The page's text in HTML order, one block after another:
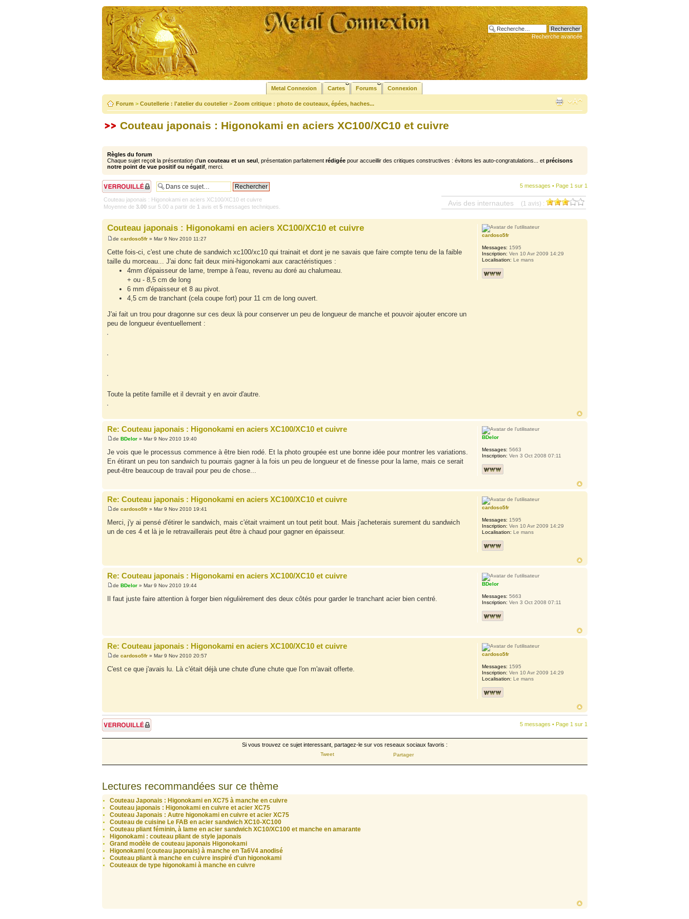
Recherche avancée
Metal Connexion Cartes Forums Connexion
Forum > Coutellerie : l'atelier du coutelier > Zoom critique : photo de couteaux, épées, haches...
Couteau japonais : Higonokami en aciers XC100/XC10 et cuivre
Règles du forum
Chaque sujet reçoit la présentation d'un couteau et un seul, présentation parfaitement rédigéepour accueillir des critiques constructives : évitons les auto-congratulations... et précisons
notre point de vue positif ou négatif, merci.
Sujet verrouillé 5 messages • Page 1 sur 1
Avis des internautes (1 avis) :
Couteau japonais : Higonokami en aciers XC100/XC10 et cuivre
Moyenne de 3.00sur 5.00a partir de 1 avis et 5messages techniques.
Couteau japonais : Higonokami en aciers XC100/XC10 et cuivre
de cardoso5fr» Mar 9 Nov 2010 11:27
Cette fois-ci, c'est une chute de sandwich xc100/xc10 qui trainait et dont je ne savais que faire compte tenu de la faible
taille du morceau... J'ai donc fait deux mini-higonokami aux caractéristiques :
4mm d'épaisseur de lame, trempe à l'eau, revenu au doré au chalumeau.
+ ou - 8,5 cm de long
6 mm d'épaisseur et 8 au pivot.
4,5 cm de tranchant (cela coupe fort) pour 11 cm de long ouvert.
J'ai fait un trou pour dragonne sur ces deux là pour conserver un peu de longueur de manche et pouvoir ajouter encore un
peu de longueur éventuellement :
Toute la petite famille et il devrait y en avoir d'autre.
cardoso5fr
Messages: 1595
Inscription: Ven 10 Avr 2009 14:29
Localisation: Le mans
Re: Couteau japonais : Higonokami en aciers XC100/XC10 et cuivre
de BDelor» Mar 9 Nov 2010 19:40
Je vois que le processus commence à être bien rodé. Et la photo groupée est une bonne idée pour montrer les variations.
En étirant un peu ton sandwich tu pourrais gagner à la fois un peu de longueur et de finesse pour la lame, mais ce serait
peut-être beaucoup de travail pour peu de chose...
BDelor
Messages: 5663
Inscription: Ven 3 Oct 2008 07:11
Re: Couteau japonais : Higonokami en aciers XC100/XC10 et cuivre
de cardoso5fr» Mar 9 Nov 2010 19:41
Merci, j'y ai pensé d'étirer le sandwich, mais c'était vraiment un tout petit bout. Mais j'acheterais surement du sandwich
un de ces 4 et là je le retravaillerais peut être à chaud pour gagner en épaisseur.
cardoso5fr
Messages: 1595
Inscription: Ven 10 Avr 2009 14:29
Localisation: Le mans
Re: Couteau japonais : Higonokami en aciers XC100/XC10 et cuivre
de BDelor» Mar 9 Nov 2010 19:44
Il faut juste faire attention à forger bien régulièrement des deux côtés pour garder le tranchant acier bien centré.
BDelor
Messages: 5663
Inscription: Ven 3 Oct 2008 07:11
Re: Couteau japonais : Higonokami en aciers XC100/XC10 et cuivre
de cardoso5fr» Mar 9 Nov 2010 20:57
C'est ce que j'avais lu. Là c'était déjà une chute d'une chute que l'on m'avait offerte.
cardoso5fr
Messages: 1595
Inscription: Ven 10 Avr 2009 14:29
Localisation: Le mans
Sujet verrouillé 5 messages • Page 1 sur 1
Si vous trouvez ce sujet interessant, partagez-le sur vos reseaux sociaux favoris :
Tweet Partager
Lectures recommandées sur ce thème
Couteau Japonais : Higonokami en XC75 à manche en cuivre
Couteau japonais : Higonokami en cuivre et acier XC75
Couteau Japonais : Autre higonokami en cuivre et acier XC75
Couteau de cuisine Le FAB en acier sandwich XC10-XC100
Couteau pliant féminin, à lame en acier sandwich XC10/XC100 et manche en amarante
Higonokami : couteau pliant de style japonais
Grand modèle de couteau japonais Higonokami
Higonokami (couteau japonais) à manche en Ta6V4 anodisé
Couteau pliant à manche en cuivre inspiré d'un higonokami
Couteaux de type higonokami à manche en cuivre